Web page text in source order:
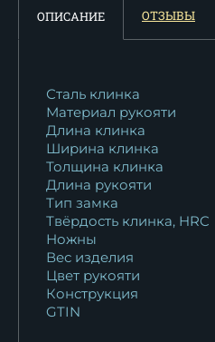
ОПИСАНИЕ ОТЗЫВЫ
Сталь клинка
Материал рукояти
Длина клинка
Ширина клинка
Толщина клинка
Длина рукояти
Тип замка
Твёрдость клинка, HRC
Ножны
Вес изделия
Цвет рукояти
Конструкция
GTIN